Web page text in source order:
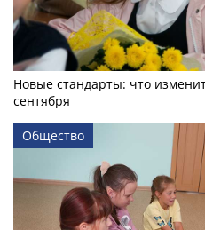
Новые стандарты: что
сентября
Общество